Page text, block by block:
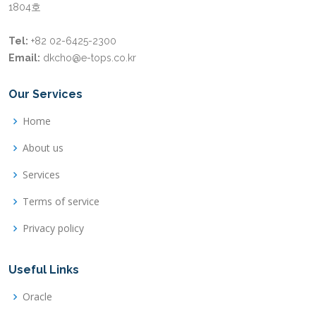
1804호
Tel: +82 02-6425-2300
Email: dkcho@e-tops.co.kr
Our Services
Home
About us
Services
Terms of service
Privacy policy
Useful Links
Oracle